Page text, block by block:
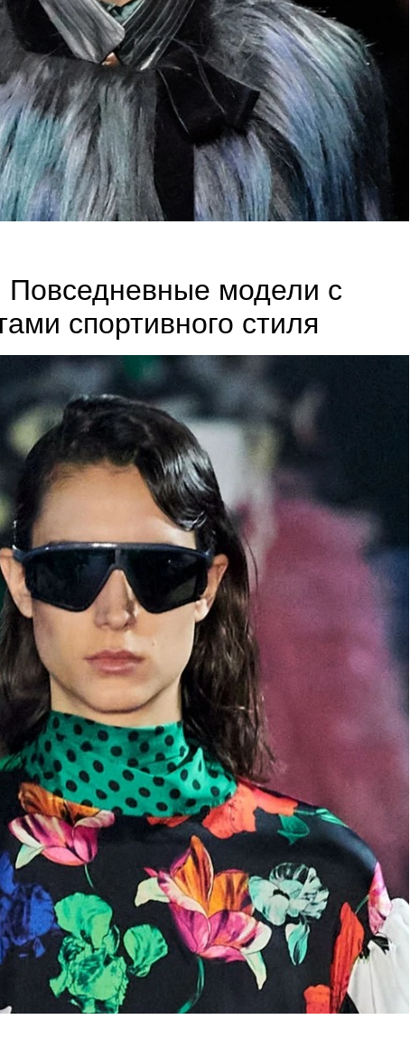
Повседневные модели с
спортивного стиля